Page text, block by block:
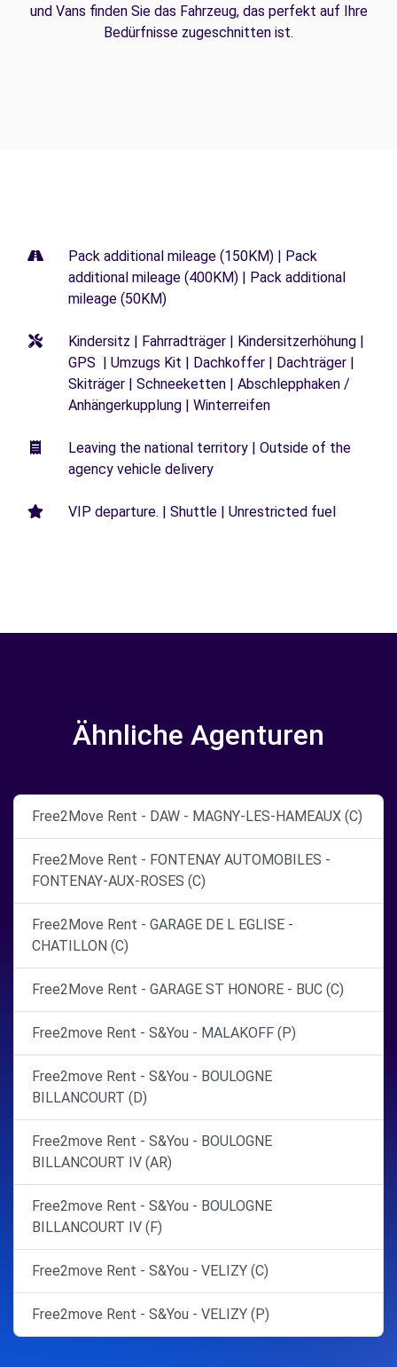
und Vans finden Sie das Fahrzeug, das perfekt auf Ihre
Bedürfnisse zugeschnitten ist.
Pack additional mileage (150KM) | Pack
additional mileage (400KM) | Pack additional
mileage (50KM)
Kindersitz | Fahrradträger | Kindersitzerhöhung |
GPS | Umzugs Kit | Dachkoffer | Dachträger |
Skiträger | Schneeketten | Abschlepphaken /
Anhängerkupplung | Winterreifen
Leaving the national territory | Outside of the
agency vehicle delivery
VIP departure. | Shuttle | Unrestricted fuel
Ähnliche Agenturen
Free2Move Rent - DAW - MAGNY-LES-HAMEAUX (C)
Free2Move Rent - FONTENAY AUTOMOBILES -
FONTENAY-AUX-ROSES (C)
Free2Move Rent - GARAGE DE L EGLISE -
CHATILLON (C)
Free2Move Rent - GARAGE ST HONORE - BUC (C)
Free2move Rent - S&You - MALAKOFF (P)
Free2move Rent - S&You - BOULOGNE
BILLANCOURT (D)
Free2move Rent - S&You - BOULOGNE
BILLANCOURT IV (AR)
Free2move Rent - S&You - BOULOGNE
BILLANCOURT IV (F)
Free2move Rent - S&You - VELIZY (C)
Free2move Rent - S&You - VELIZY (P)